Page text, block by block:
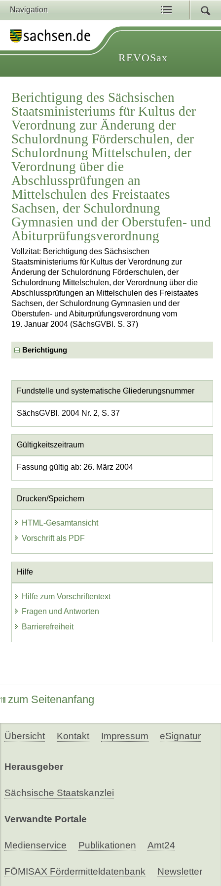
Navigation
REVOSax
Berichtigung des Sächsischen
Staatsministeriums für Kultus der
Verordnung zur Änderung der
Schulordnung Förderschulen, der
Schulordnung Mittelschulen, der
Verordnung über die
Abschlussprüfungen an
Mittelschulen des Freistaates
Sachsen, der Schulordnung
Gymnasien und der Oberstufen- und
Abiturprüfungsverordnung
Vollzitat: Berichtigung des Sächsischen
Staatsministeriums für Kultus der Verordnung zur
Änderung der Schulordnung Förderschulen, der
Schulordnung Mittelschulen, der Verordnung über die
Abschlussprüfungen an Mittelschulen des Freistaates
Sachsen, der Schulordnung Gymnasien und der
Oberstufen- und Abiturprüfungsverordnung vom
19. Januar 2004 (SächsGVBl. S. 37)
Berichtigung
Fundstelle und systematische Gliederungsnummer
SächsGVBl. 2004 Nr. 2, S. 37
Gültigkeitszeitraum
Fassung gültig ab: 26. März 2004
Drucken/Speichern
HTML-Gesamtansicht
Vorschrift als PDF
Hilfe
Hilfe zum Vorschriftentext
Fragen und Antworten
Barrierefreiheit
zum Seitenanfang
Übersicht Kontakt Impressum eSignatur
Herausgeber
Sächsische Staatskanzlei
Verwandte Portale
Medienservice Publikationen Amt24
FÖMISAX Fördermitteldatenbank Newsletter